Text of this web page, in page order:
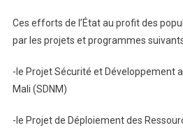
Ces efforts de l’État au profit des
par les projets et programmes
-le Projet Sécurité et Développement
Mali (SDNM)
-le Projet de Déploiement des